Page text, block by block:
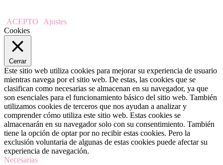
ACEPTO
Ajustes
Cookies
Cerrar
Este sitio web utiliza cookies para mejorar su experiencia de usuario
mientras navega por el sitio web. De estas, las cookies que se
clasifican como necesarias se almacenan en su navegador, ya que
son esenciales para el funcionamiento básico del sitio web. También
utilizamos cookies de terceros que nos ayudan a analizar y
comprender cómo utiliza este sitio web. Estas cookies se
almacenarán en su navegador solo con su consentimiento. También
tiene la opción de optar por no recibir estas cookies. Pero la
exclusión voluntaria de algunas de estas cookies puede afectar su
experiencia de navegación.
Necesarias